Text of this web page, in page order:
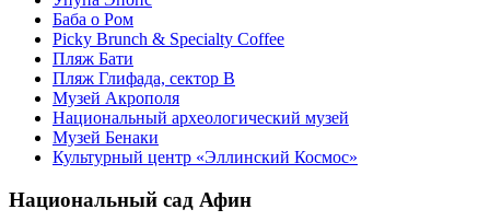
Баба о Ром
Picky Brunch & Specialty Coffee
Пляж Бати
Пляж Глифада, сектор B
Музей Акрополя
Национальный археологический музей
Музей Бенаки
Культурный центр «Эллинский Космос»
Национальный сад Афин